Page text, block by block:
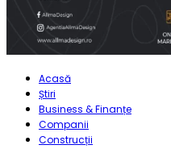
Acasă
Știri
Business & Finanțe
Companii
Construcții